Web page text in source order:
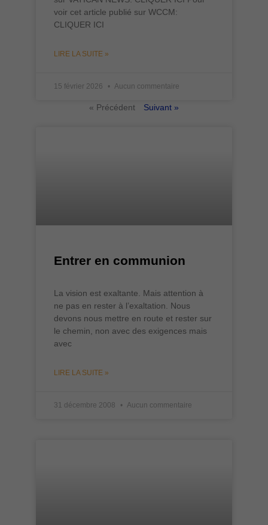
voir cet article publié sur WCCM:
CLIQUER ICI
LIRE LA SUITE »
15 février 2026 Aucun commentaire
« Précédent Suivant »
Entrer en communion
La vision est exaltante. Mais attention à
ne pas en rester à l’exaltation. Nous
devons nous mettre en route et rester sur
le chemin, non avec des exigences mais
avec
LIRE LA SUITE »
31 décembre 2008 Aucun commentaire